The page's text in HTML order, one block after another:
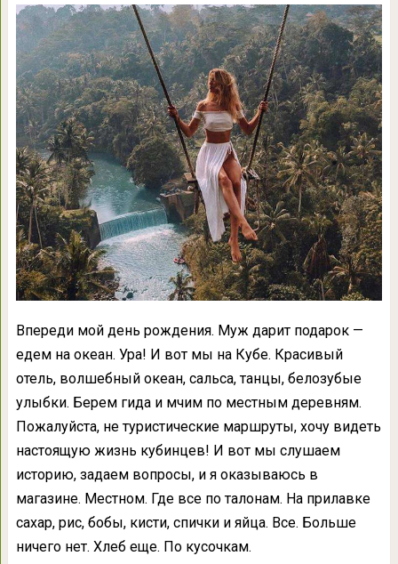
Впереди мой день рождения. Муж дарит подарок —
едем на океан. Ура! И вот мы на Кубе. Красивый
отель, волшебный океан, сальса, танцы, белозубые
улыбки. Берем гида и мчим по местным деревням.
Пожалуйста, не туристические маршруты, хочу видеть
настоящую жизнь кубинцев! И вот мы слушаем
историю, задаем вопросы, и я оказываюсь в
магазине. Местном. Где все по талонам. На прилавке
сахар, рис, бобы, кисти, спички и яйца. Все. Больше
ничего нет. Хлеб еще. По кусочкам.